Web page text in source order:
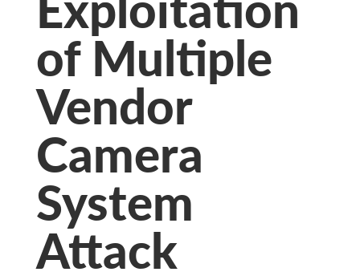
of Multiple
Vendor
Camera
System
Attack